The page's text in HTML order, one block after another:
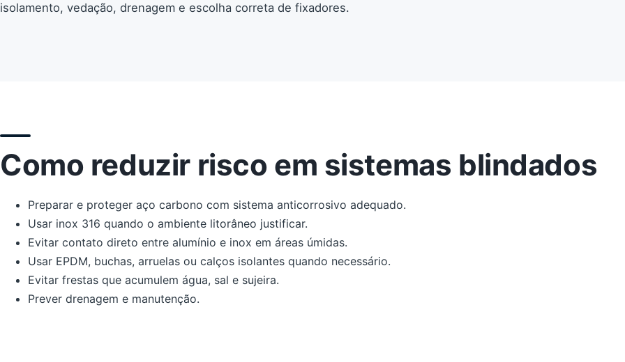
isolamento, vedação, drenagem e escolha correta de fixadores.
Como reduzir risco em sistemas blindados
Preparar e proteger aço carbono com sistema anticorrosivo adequado.
Usar inox 316 quando o ambiente litorâneo justificar.
Evitar contato direto entre alumínio e inox em áreas úmidas.
Usar EPDM, buchas, arruelas ou calços isolantes quando necessário.
Evitar frestas que acumulem água, sal e sujeira.
Prever drenagem e manutenção.